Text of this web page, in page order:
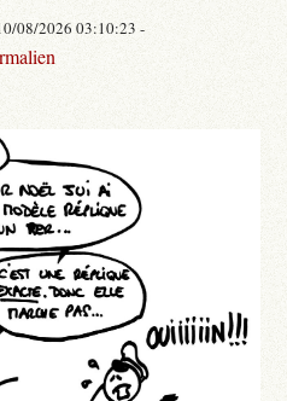
08/2026 03:10:23 -